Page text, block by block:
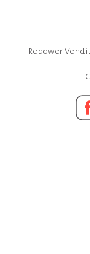
Repower
|